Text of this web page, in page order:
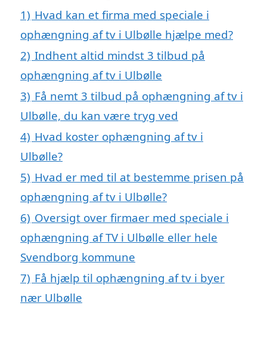
1) Hvad kan et firma med speciale i
ophængning af tv i Ulbølle hjælpe med?
2) Indhent altid mindst 3 tilbud på
ophængning af tv i Ulbølle
3) Få nemt 3 tilbud på ophængning af tv i
Ulbølle, du kan være tryg ved
4) Hvad koster ophængning af tv i
Ulbølle?
5) Hvad er med til at bestemme prisen på
ophængning af tv i Ulbølle?
6) Oversigt over firmaer med speciale i
ophængning af TV i Ulbølle eller hele
Svendborg kommune
7) Få hjælp til ophængning af tv i byer
nær Ulbølle